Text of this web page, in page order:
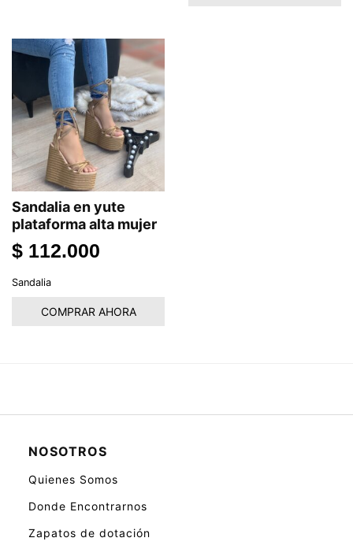
Sandalia en yute
plataforma alta mujer
$ 112.000
Sandalia
COMPRAR AHORA
NOSOTROS
Quienes Somos
Donde Encontrarnos
Zapatos de dotación